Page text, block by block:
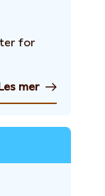
for
mer